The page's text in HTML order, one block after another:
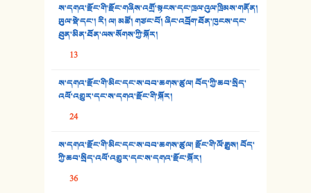
33. འཛོམས་པའི་ལམ།
34. ཉི་མ་སེམས་ལ་ཞོག་དང་། - ཟླ་སྒྲོན།
36. ཟླ་གཞོན་སྙན་དབྱངས། - ཟླ་སྒྲོན།
38. ཡབ་ཡུམ། - ཟླ་སྒྲོན།
ས་དགའ་རྫོང་གི་རྫོང་གཞིས་འགྲོ་སྟངས་དང་ཁྲལ་འུལ་ཁྲིམས་གནོན།
ཡུལ་སྡེ་དང་། རི། ལ། མཚོ། གཙང་པོ། ཞིང་འབྲོག་ཐོན་ཁུངས་དང་
ཐུན་མིན་ཐོན་ལས་སོགས་ཀྱི་སྐོར།
13
ས་དགའ་རྫོང་གི་མིང་དང་ས་བབ་ཆགས་ཚུལ། བོད་ཀྱི་ཆབ་སྲིད་
འཕོ་འགྱུར་དང་ས་དགའ་རྫོང་གི་སྐོར།
24
ས་དགའ་རྫོང་གི་མིང་དང་ས་བབ་ཆགས་ཚུལ། རྫོང་གི་ལོ་རྒྱུས། བོད་
ཀྱི་ཆབ་སྲིད་འཕོ་འགྱུར་དང་ས་དགའ་རྫོང་སྐོར།
36